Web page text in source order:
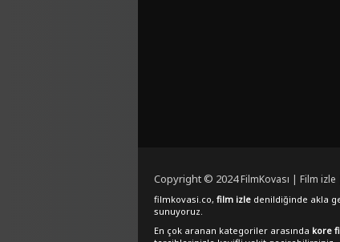
Copyright © 2024FilmKovası | Film izle
filmkovasi.co, film izle denildiğinde akla
sunuyoruz.
En çok aranan kategoriler arasında kore